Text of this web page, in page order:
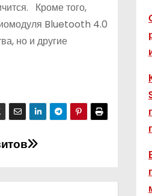
Кроме того,
Bluetooth 4.0
но и другие